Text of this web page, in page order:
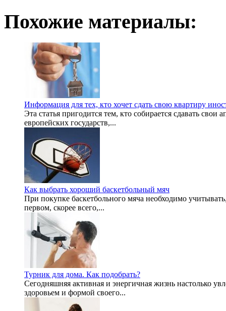
Похожие материалы:
Информация для тех, кто хочет сдать свою квартиру
Эта статья пригодится тем, кто собирается сдавать
европейских государств,...
Как выбрать хороший баскетбольный мяч
При покупке баскетбольного мяча необходимо
первом, скорее всего,...
Турник для дома. Как подобрать?
Сегодняшняя активная и энергичная жизнь настолько
здоровьем и формой своего...